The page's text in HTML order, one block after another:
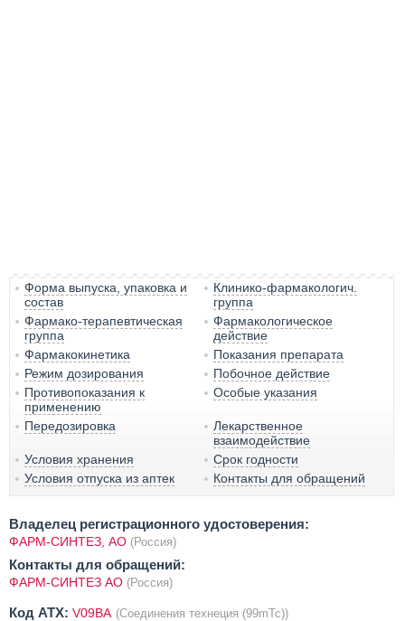
Форма выпуска, упаковка и
состав
Клинико-фармакологич.
группа
Фармако-терапевтическая
группа
Фармакологическое
действие
Фармакокинетика
Показания препарата
Режим дозирования
Побочное действие
Противопоказания к
применению
Особые указания
Передозировка
Лекарственное
взаимодействие
Условия хранения
Срок годности
Условия отпуска из аптек
Контакты для обращений
Владелец регистрационного удостоверения:
ФАРМ-СИНТЕЗ, АО (Россия)
Контакты для обращений:
ФАРМ-СИНТЕЗ АО (Россия)
Код ATX: V09BA (Соединения технеция (99mTc))